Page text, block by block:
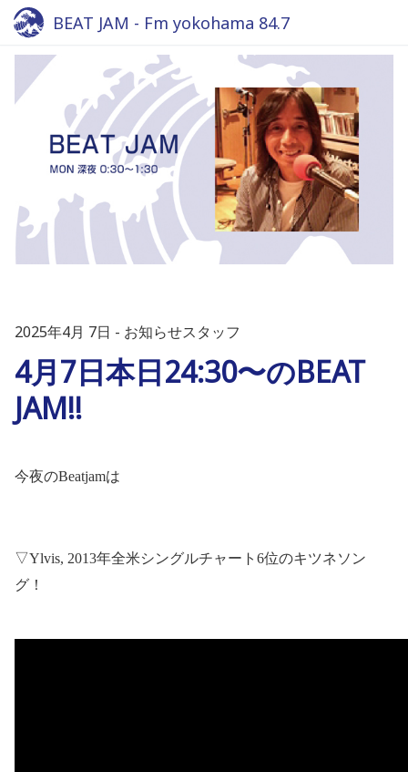
BEAT JAM - Fm yokohama 84.7
2025年4月 7日 お知らせスタッフ
4月7日本日24:30〜のBEAT
JAM!!
今夜のBeatjamは
▽Ylvis, 2013年全米シングルチャート 6位のキツネソン
グ！